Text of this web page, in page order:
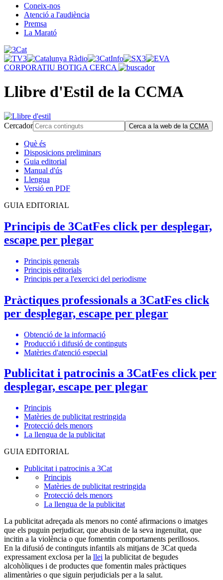
Coneix-nos
Atenció a l'audiència
Premsa
La Marató
CORPORATIU BOTIGA CERCA
Llibre d'Estil de la CCMA
Cercador Cerca a la web de la CCMA
Què és
Disposicions preliminars
Guia editorial
Manual d'ús
Llengua
Versió en PDF
GUIA EDITORIAL
Principis de 3CatFes click per desplegar,
escape per plegar
Principis generals
Principis editorials
Principis per a l'exercici del periodisme
Pràctiques professionals a 3CatFes click
per desplegar, escape per plegar
Obtenció de la informació
Producció i difusió de continguts
Matèries d'atenció especial
Publicitat i patrocinis a 3CatFes click per
desplegar, escape per plegar
Principis
Matèries de publicitat restringida
Protecció dels menors
La llengua de la publicitat
GUIA EDITORIAL
Publicitat i patrocinis a 3Cat
Principis
Matèries de publicitat restringida
Protecció dels menors
La llengua de la publicitat
La publicitat adreçada als menors no conté afirmacions o imatges
que els puguin perjudicar, que abusin de la seva ingenuïtat, que
incitin a la violència o que fomentin comportaments perillosos.
En la difusió de continguts infantils als mitjans de 3Cat queda
expressament exclosa per la llei la publicitat de begudes
alcohòliques i de productes que fomentin males pràctiques
alimentàries o que siguin perjudicials per a la salut.